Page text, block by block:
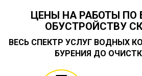
ЦЕНЫ НА РАБОТЫ ПО
ОБУСТРОЙСТВУ
ВЕСЬ СПЕКТР УСЛУГ ВОДНЫХ
БУРЕНИЯ ДО